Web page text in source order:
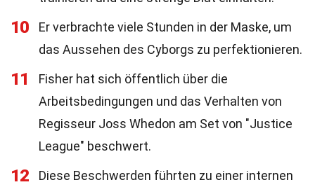
10
Er verbrachte viele Stunden in der Maske, um
das Aussehen des Cyborgs zu perfektionieren.
11
Fisher hat sich öffentlich über die
Arbeitsbedingungen und das Verhalten von
Regisseur Joss Whedon am Set von "Justice
League" beschwert.
12 Diese Beschwerden führten zu einer internen